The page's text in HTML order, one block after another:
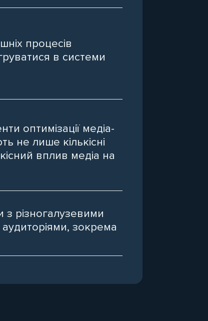
процесів
в системи
оптимізації медіа-
не лише кількісні
вплив медіа на
з різногалузевими
зокрема